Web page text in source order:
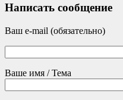
Написать сообщение
Ваш e-mail (обязательно)
Ваше имя / Тема